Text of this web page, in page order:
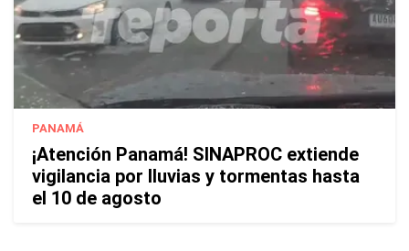
PANAMÁ
¡Atención Panamá! SINAPROC extiende
vigilancia por lluvias y tormentas hasta
el 10 de agosto